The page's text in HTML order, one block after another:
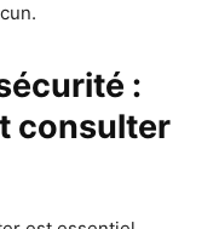
:
consulter